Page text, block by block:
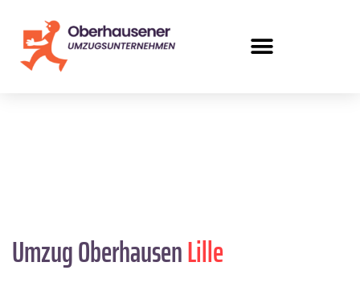
Umzug OberhausenLille